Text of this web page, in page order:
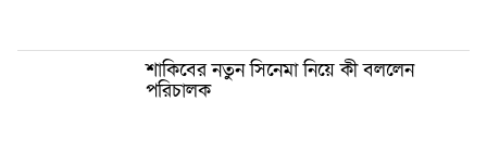
শাকিবের নতুন সিনেমা নিয়ে কী বললেন
পরিচালক